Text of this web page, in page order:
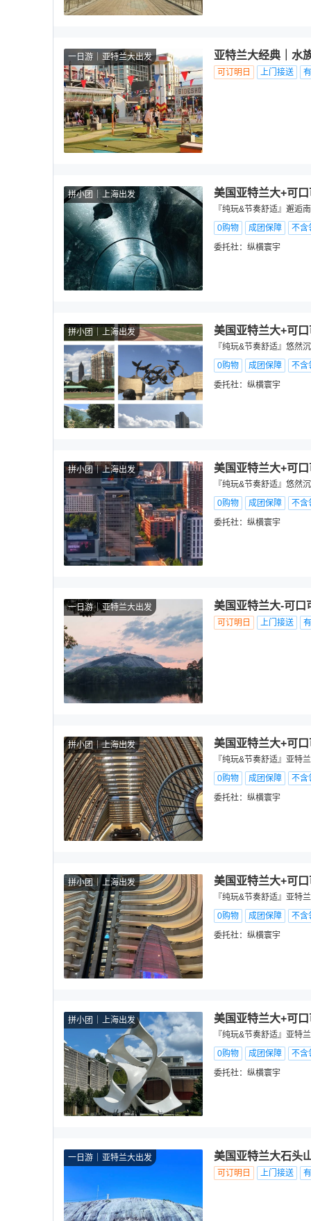
一日游 亚特兰大出发 亚特兰大经典｜水
可订明日 上门接送
拼小团 上海出发 美国亚特兰大+可
『纯玩&节奏舒适』邂逅
0购物
成团保障
不含
委托社： 纵横寰宇
拼小团 上海出发 美国亚特兰大+可
『纯玩&节奏舒适』悠然
0购物
成团保障
不含
委托社： 纵横寰宇
拼小团 上海出发 美国亚特兰大+可
『纯玩&节奏舒适』悠然
0购物
成团保障
不含
委托社： 纵横寰宇
一日游 亚特兰大出发 美国亚特兰大-可口
可订明日 上门接送
拼小团 上海出发 美国亚特兰大+可
『纯玩&节奏舒适』亚特
0购物
成团保障
不含
委托社： 纵横寰宇
拼小团 上海出发 美国亚特兰大+可
『纯玩&节奏舒适』亚特
0购物
成团保障
不含
委托社： 纵横寰宇
拼小团 上海出发 美国亚特兰大+可
『纯玩&节奏舒适』亚特
0购物
成团保障
不含
委托社： 纵横寰宇
一日游 亚特兰大出发 美国亚特兰大石头
可订明日 上门接送